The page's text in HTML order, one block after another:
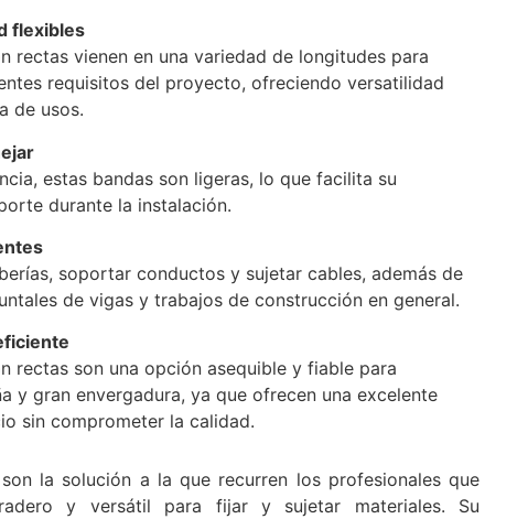
flexibles
rectas vienen en una variedad de longitudes para
requisitos del proyecto, ofreciendo versatilidad
de usos.
estas bandas son ligeras, lo que facilita su
durante la instalación.
soportar conductos y sujetar cables, además de
de vigas y trabajos de construcción en general.
rectas son una opción asequible y fiable para
y gran envergadura, ya que ofrecen una excelente
sin comprometer la calidad.
la solución a la que recurren los profesionales que
y versátil para fijar y sujetar materiales. Su